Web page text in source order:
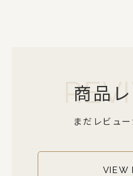
商品
まだレビュ
VIEW